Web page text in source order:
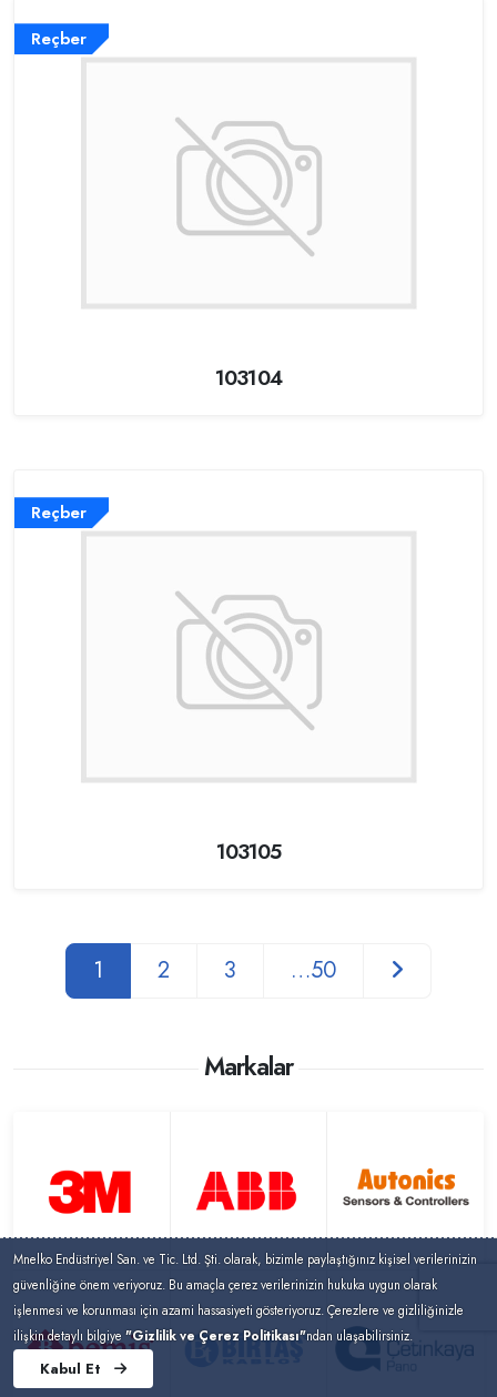
Reçber
103104
Reçber
103105
1 2 3 …50
Markalar
Mnelko Endüstriyel San. ve Tic. Ltd. Şti. olarak, bizimle paylaştığınız kişisel verilerinizin
güvenliğine önem veriyoruz. Bu amaçla çerez verilerinizin hukuka uygun olarak
işlenmesi ve korunması için azami hassasiyeti gösteriyoruz. Çerezlere ve gizliliğinizle
ilişkin detaylı bilgiye "Gizlilik ve Çerez Politikası"ndan ulaşabilirsiniz.
Kabul Et